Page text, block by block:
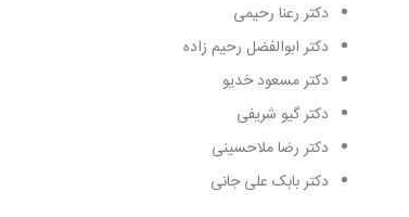
دکتر رعنا رحیمی
دکتر ابوالفضل رحیم زاده
دکتر مسعود خدیو
دکتر گیو شریفی
دکتر رضا ملاحسینی
دکتر بابک علی جانی